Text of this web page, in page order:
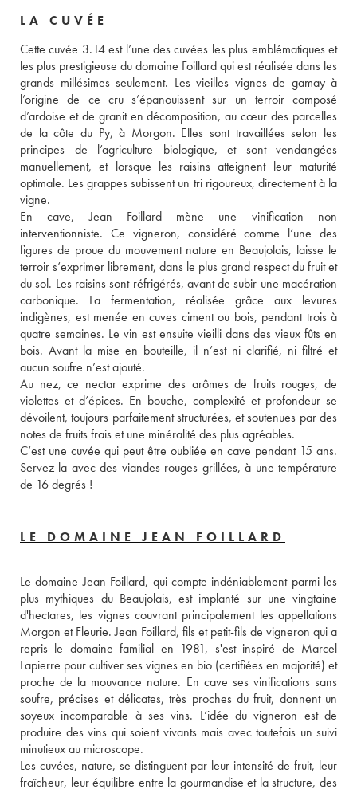
LA CUVÉE
Cette cuvée 3.14 est l’une des cuvées les plus emblématiques et
les plus prestigieuse du domaine Foillard qui est réalisée dans les
grands millésimes seulement. Les vieilles vignes de gamay à
l’origine de ce cru s’épanouissent sur un terroir composé
d’ardoise et de granit en décomposition, au cœur des parcelles
de la côte du Py, à Morgon. Elles sont travaillées selon les
principes de l’agriculture biologique, et sont vendangées
manuellement, et lorsque les raisins atteignent leur maturité
optimale. Les grappes subissent un tri rigoureux, directement à la
vigne.
En cave, Jean Foillard mène une vinification non
interventionniste. Ce vigneron, considéré comme l’une des
figures de proue du mouvement nature en Beaujolais, laisse le
terroir s’exprimer librement, dans le plus grand respect du fruit et
du sol. Les raisins sont réfrigérés, avant de subir une macération
carbonique. La fermentation, réalisée grâce aux levures
indigènes, est menée en cuves ciment ou bois, pendant trois à
quatre semaines. Le vin est ensuite vieilli dans des vieux fûts en
bois. Avant la mise en bouteille, il n’est ni clarifié, ni filtré et
aucun soufre n’est ajouté.
Au nez, ce nectar exprime des arômes de fruits rouges, de
violettes et d’épices. En bouche, complexité et profondeur se
dévoilent, toujours parfaitement structurées, et soutenues par des
notes de fruits frais et une minéralité des plus agréables.
C’est une cuvée qui peut être oubliée en cave pendant 15 ans.
Servez-la avec des viandes rouges grillées, à une température
LE DOMAINE JEAN FOILLARD
Le domaine Jean Foillard, qui compte indéniablement parmi les
plus mythiques du Beaujolais, est implanté sur une vingtaine
d'hectares, les vignes couvrant principalement les appellations
Morgon et Fleurie. Jean Foillard, fils et petit-fils de vigneron qui a
repris le domaine familial en 1981, s'est inspiré de Marcel
Lapierre pour cultiver ses vignes en bio (certifiées en majorité) et
proche de la mouvance nature. En cave ses vinifications sans
soufre, précises et délicates, très proches du fruit, donnent un
soyeux incomparable à ses vins. L’idée du vigneron est de
produire des vins qui soient vivants mais avec toutefois un suivi
minutieux au microscope.
Les cuvées, nature, se distinguent par leur intensité de fruit, leur
fraîcheur, leur équilibre entre la gourmandise et la structure, des